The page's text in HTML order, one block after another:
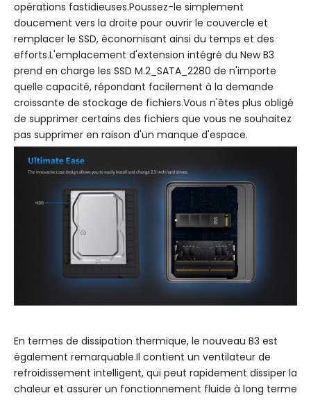
opérations fastidieuses.Poussez-le simplement
doucement vers la droite pour ouvrir le couvercle et
remplacer le SSD, économisant ainsi du temps et des
efforts.L'emplacement d'extension intégré du New B3
prend en charge les SSD M.2_SATA_2280 de n'importe
quelle capacité, répondant facilement à la demande
croissante de stockage de fichiers.Vous n'êtes plus obligé
de supprimer certains des fichiers que vous ne souhaitez
pas supprimer en raison d'un manque d'espace.
En termes de dissipation thermique, le nouveau B3 est
également remarquable.Il contient un ventilateur de
refroidissement intelligent, qui peut rapidement dissiper la
chaleur et assurer un fonctionnement fluide à long terme